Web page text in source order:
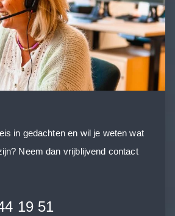
in gedachten en wil je weten wat
Neem dan vrijblijvend contact
19 51